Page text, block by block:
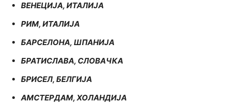
ВЕНЕЦИЈА, ИТАЛИЈА
РИМ, ИТАЛИЈА
БАРСЕЛОНА, ШПАНИЈА
БРАТИСЛАВА, СЛОВАЧКА
БРИСЕЛ, БЕЛГИЈА
АМСТЕРДАМ, ХОЛАНДИЈА